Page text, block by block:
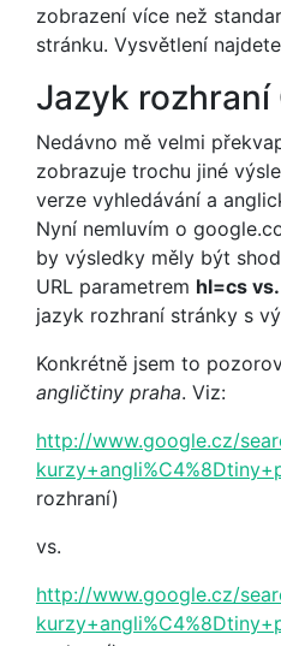
zobrazení více než
stránku. Vysvětlení najdete
Jazyk rozhraní
Nedávno mě velmi
zobrazuje trochu jiné
verze vyhledávání a
Nyní nemluvím o
by výsledky měly být
URL parametrem hl=cs
jazyk rozhraní stránky s
Konkrétně jsem to
angličtiny praha. Viz:
http://www.google.cz/
rozhraní)
vs.
http://www.google.cz/